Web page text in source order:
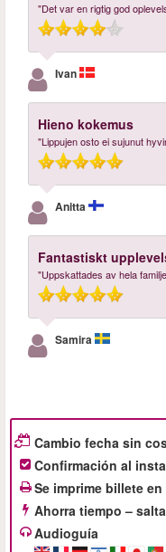
"Det var en rigtig god
Ivan
Hieno kokemus
"Lippujen osto ei sujunut
Anitta
Fantastiskt
"Uppskattades av hela
Samira
Cambio fecha sin
Confirmación al
Se imprime billete en
Ahorra tiempo –
Audioguía